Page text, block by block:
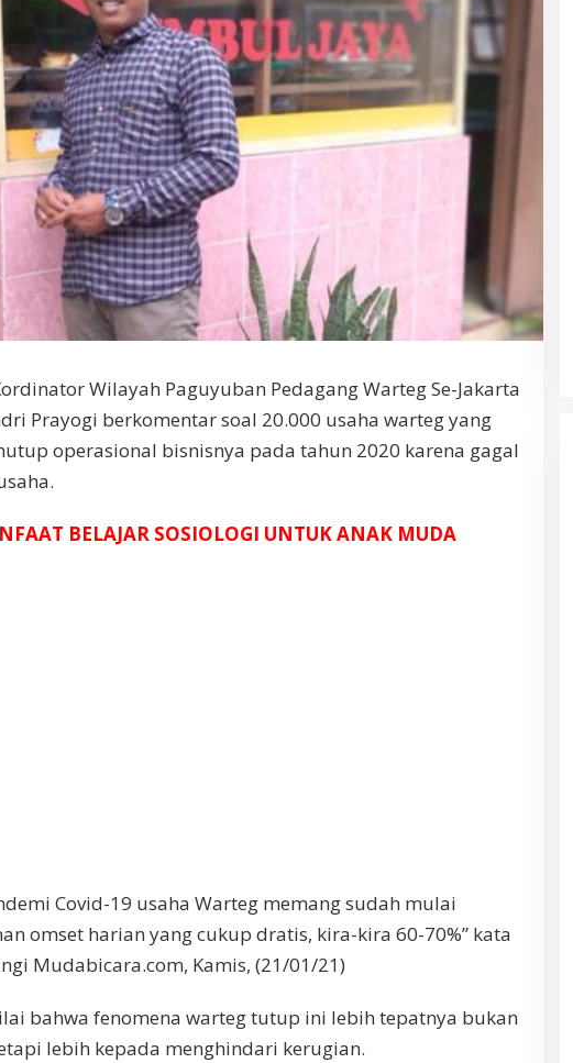
a
k
a
m
r
Wilayah Paguyuban Pedagang Warteg Se-Jakarta
Prayogi berkomentar soal 20.000 usaha warteg yang
operasional bisnisnya pada tahun 2020 karena gagal
BELAJAR SOSIOLOGI UNTUK ANAK MUDA
Covid-19 usaha Warteg memang sudah mulai
omset harian yang cukup dratis, kira-kira 60-70%” kata
Mudabicara.com, Kamis, (21/01/21)
bahwa fenomena warteg tutup ini lebih tepatnya bukan
lebih kepada menghindari kerugian.